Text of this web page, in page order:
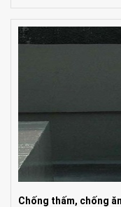
Chống thấm, chống